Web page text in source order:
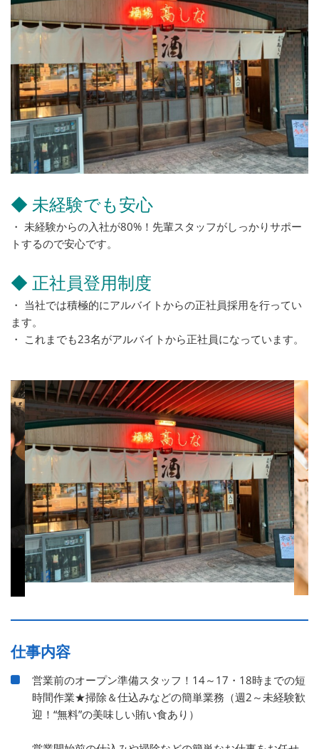
◆ 未経験でも安心
・ 未経験からの入社が80%！先輩スタッフがしっかりサポー
トするので安心です。
◆ 正社員登用制度
・ 当社では積極的にアルバイトからの正社員採用を行ってい
ます。
・ これまでも23名がアルバイトから正社員になっています。
仕事内容
営業前のオープン準備スタッフ！14～17・18時までの短
時間作業★掃除＆仕込みなどの簡単業務（週2～未経験歓
迎！“無料”の美味しい賄い食あり）